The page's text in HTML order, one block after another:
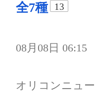
全7種
13
08月08日 06:15
オリコンニュ